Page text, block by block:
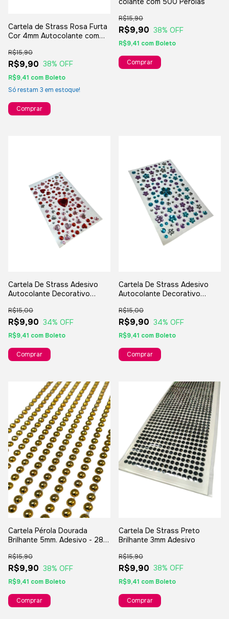
Cartela de Strass Rosa Furta
Cor 4mm Autocolante com
R$9,90
R$15,90
38% OFF
R$9,41 com Boleto
Só restam 3 em estoque!
R$9,90
R$15,90
38% OFF
R$9,41 com Boleto
Cartela De Strass Adesivo
Autocolante Decorativo
Vermelho E Prata
R$9,90
R$15,00
34% OFF
R$9,41 com Boleto
Cartela De Strass Adesivo
Autocolante Decorativo
Prata
R$9,90
R$15,00
34% OFF
R$9,41 com Boleto
Cartela Pérola Dourada
Brilhante 5mm. Adesivo - 280
R$9,90
R$15,90
38% OFF
R$9,41 com Boleto
Cartela De Strass Preto
Brilhante 3mm Adesivo
R$9,90
R$15,90
38% OFF
R$9,41 com Boleto